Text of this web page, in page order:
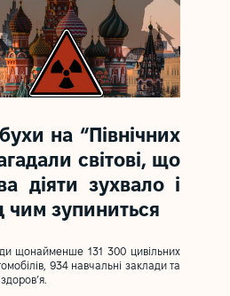
на “Північних
світові, що
діяти зухвало і
чим зупиниться
щонайменше 131 300 цивільних
934 навчальні заклади та